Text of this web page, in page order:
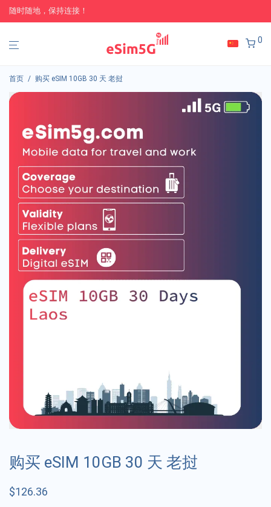
随时随地，保持连接！
0
首页 / 购买 eSIM 10GB 30 天 老挝
购买 eSIM 10GB 30 天 老挝
$126.36